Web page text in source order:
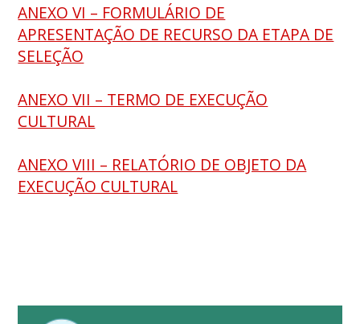
ANEXO VI – FORMULÁRIO DE
APRESENTAÇÃO DE RECURSO DA ETAPA DE
SELEÇÃO
ANEXO VII – TERMO DE EXECUÇÃO
CULTURAL
ANEXO VIII – RELATÓRIO DE OBJETO DA
EXECUÇÃO CULTURAL